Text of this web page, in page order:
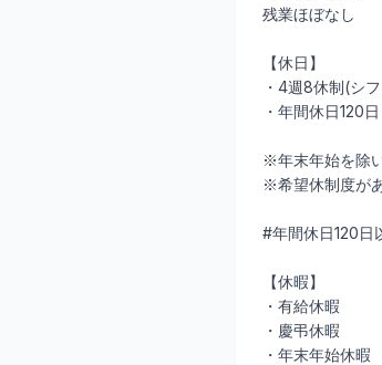
残業ほぼなし
【休日】
・4週8休制(シ
・年間休日120日
※年末年始を除
※希望休制度が
#年間休日120日
【休暇】
・有給休暇
・慶弔休暇
・年末年始休暇